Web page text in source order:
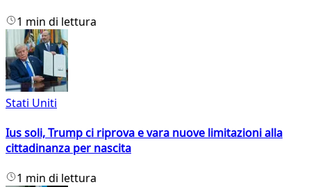
1 min di lettura
Stati Uniti
Ius soli, Trump ci riprova e vara nuove limitazioni alla
cittadinanza per nascita
1 min di lettura